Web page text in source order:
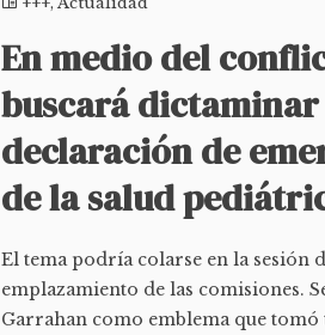
En medio del
buscará
declaración de
de la salud
El tema podría colarse en la sesión
emplazamiento de las comisiones.
Garrahan como emblema que